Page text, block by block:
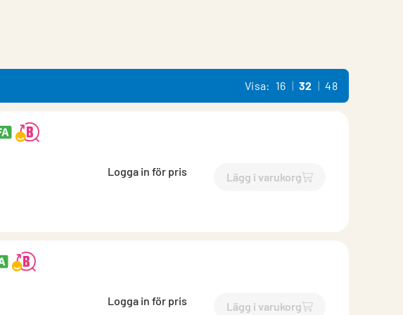
Visa: 16 32 48
Logga in för pris Lägg i varukorg
`$Lägg till
Logga in för pris Lägg i varukorg